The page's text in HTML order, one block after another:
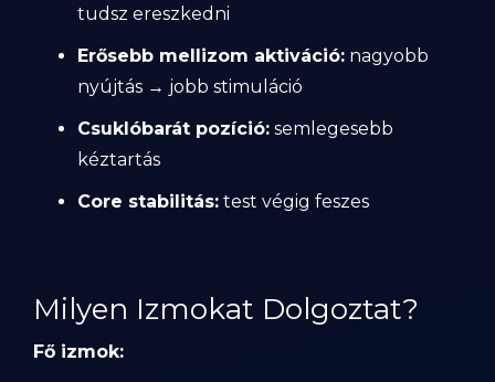
tudsz ereszkedni
Erősebb mellizom aktiváció: nagyobb
nyújtás → jobb stimuláció
Csuklóbarát pozíció: semlegesebb
kéztartás
Core stabilitás: test végig feszes
Milyen Izmokat Dolgoztat?
Fő izmok: